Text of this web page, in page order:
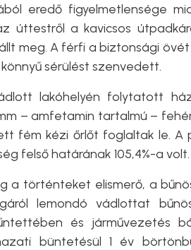
eredő figyelmetlensége
úttestről a kavicsos
meg. A férfi a biztonsági
sérülést szenvedett.
lakóhelyén folytatott
– amfetamin tartalmú –
fém kézi őrlőt foglaltak le. A
felső határának 105,4%-a volt.
a történteket elismerő, a
lemondó vádlottat
és járművezetés
büntetésül 1 év